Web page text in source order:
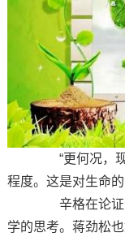
“更何况，现
程度。这是对生命的
辛格在论证
学的思考。蒋劲松